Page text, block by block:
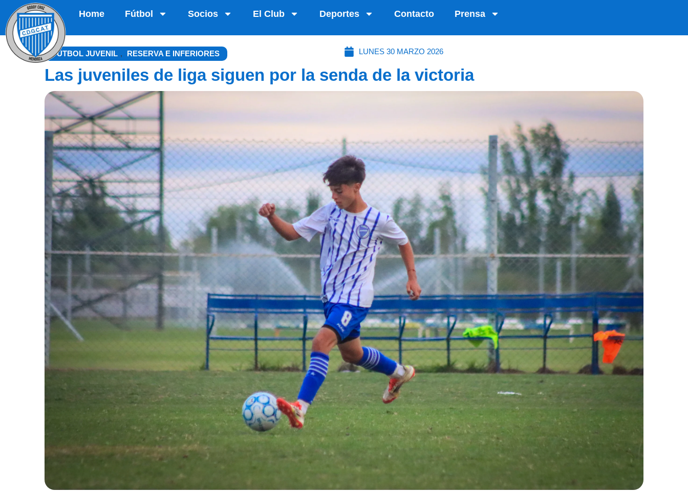
Home Fútbol Socios El Club Deportes Contacto Prensa
FÚTBOL JUVENIL , RESERVA E INFERIORES LUNES 30 MARZO 2026
Las juveniles de liga siguen por la senda de la victoria